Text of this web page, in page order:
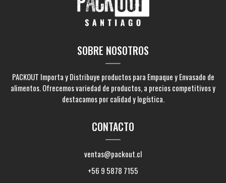
SOBRE NOSOTROS
PACKOUT Importa y Distribuye productos para Empaque y Envasado de
alimentos. Ofrecemos variedad de productos, a precios competitivos y
destacamos por calidad y logística.
CONTACTO
ventas@packout.cl
+56 9 5878 7155